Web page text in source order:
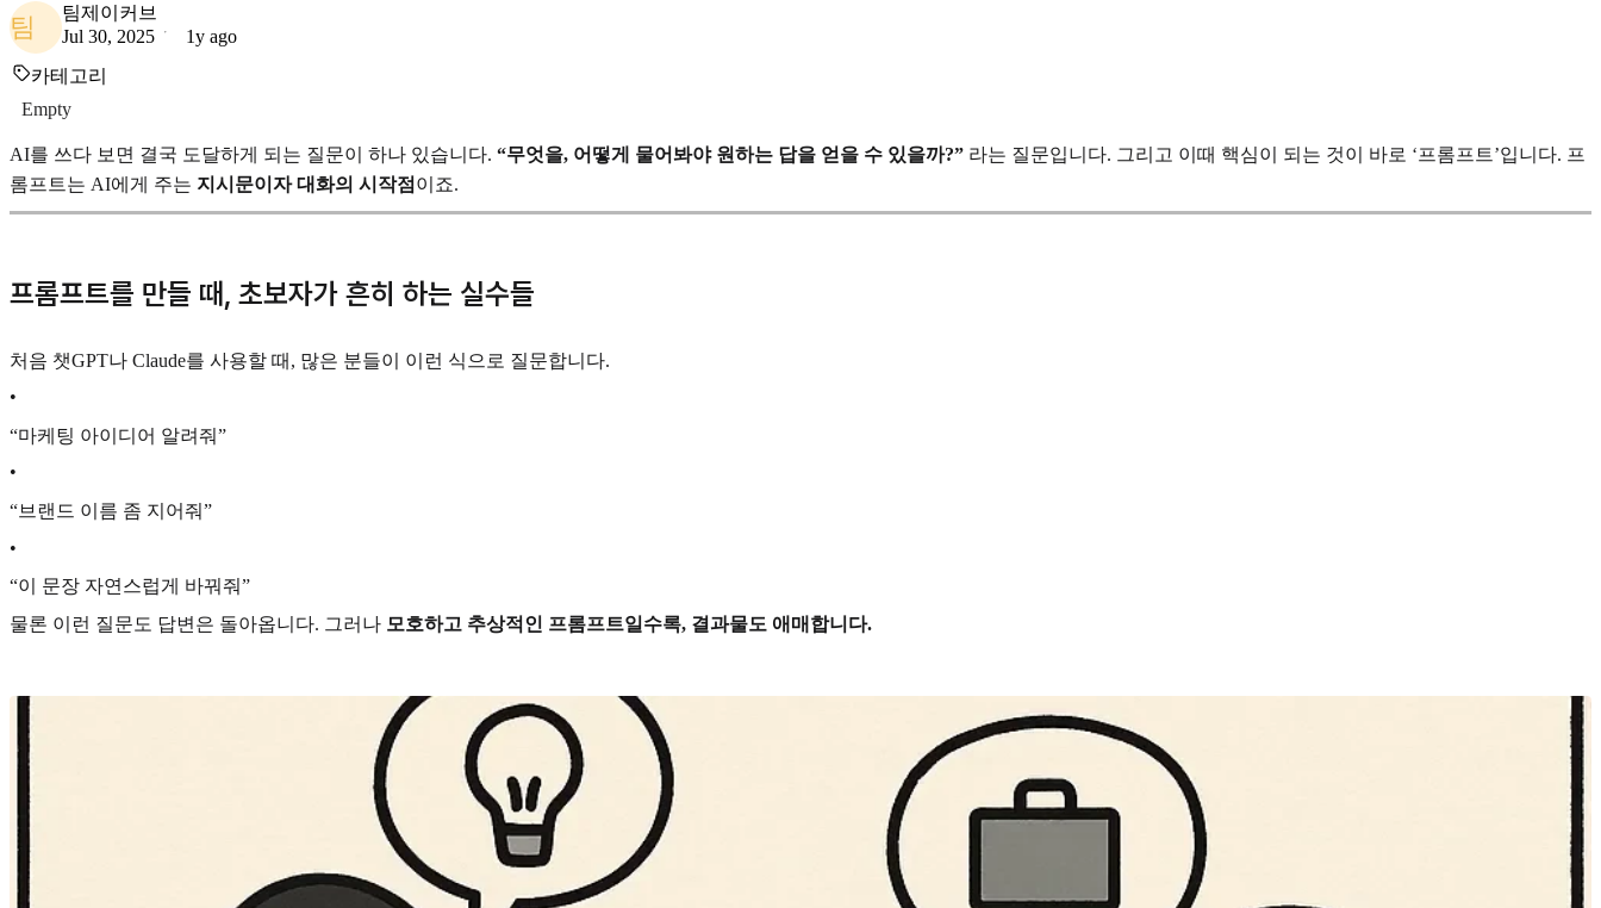
팀
팀제이커브
Jul 30, 2025
1y ago
카테고리
Empty
AI를 쓰다 보면 결국 도달하게 되는 질문이 하나 있습니다. “무엇을, 어떻게 물어봐야 원하는 답을 얻을 수 있을까?” 라는 질문입니다. 그리고 이때 핵심이 되는 것이 바로 ‘프롬프트’입니다. 프
롬프트는 AI에게 주는 지시문이자 대화의 시작점 이죠.
프롬프트를 만들 때, 초보자가 흔히 하는 실수들
처음 챗GPT나 Claude를 사용할 때, 많은 분들이 이런 식으로 질문합니다.
•
“마케팅 아이디어 알려줘”
•
“브랜드 이름 좀 지어줘”
•
“이 문장 자연스럽게 바꿔줘”
물론 이런 질문도 답변은 돌아옵니다. 그러나 모호하고 추상적인 프롬프트일수록, 결과물도 애매합니다.